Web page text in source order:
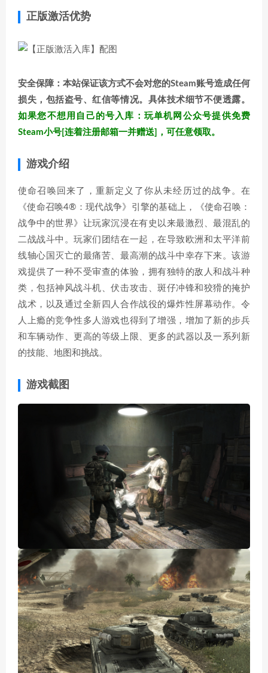
正版激活优势
安全保障：本站保证该方式不会对您的Steam账号造成任何
损失，包括盗号、红信等情况。具体技术细节不便透露。
如果您不想用自己的号入库：玩单机网公众号提供免费
Steam小号[连着注册邮箱一并赠送]，可任意领取。
游戏介绍
使命召唤回来了，重新定义了你从未经历过的战争。在
《使命召唤4®：现代战争》引擎的基础上，《使命召唤：
战争中的世界》让玩家沉浸在有史以来最激烈、最混乱的
二战战斗中。玩家们团结在一起，在导致欧洲和太平洋前
线轴心国灭亡的最痛苦、最高潮的战斗中幸存下来。该游
戏提供了一种不受审查的体验，拥有独特的敌人和战斗种
类，包括神风战斗机、伏击攻击、斑仔冲锋和狡猾的掩护
战术，以及通过全新四人合作战役的爆炸性屏幕动作。令
人上瘾的竞争性多人游戏也得到了增强，增加了新的步兵
和车辆动作、更高的等级上限、更多的武器以及一系列新
的技能、地图和挑战。
游戏截图